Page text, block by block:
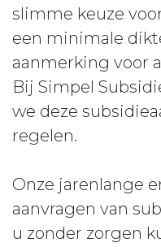
slimme keuze
een minimale
aanmerking voor
Bij Simpel
we deze
regelen.
Onze jarenlange
aanvragen van
u zonder zorgen